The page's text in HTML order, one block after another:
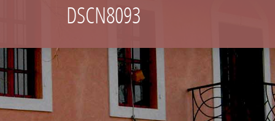
DSCN8093